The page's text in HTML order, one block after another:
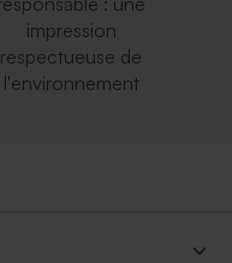
impression
respectueuse de
l'environnement